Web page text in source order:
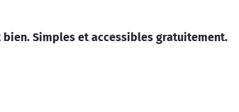
bien. Simples et accessibles gratuitement.